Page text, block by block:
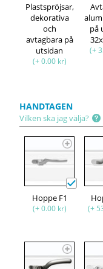
Plastspröjsar,
dekorativa
och
avtagbara på
utsidan
(+ 0.00 kr)
på
(+
HANDTAGEN
Vilken ska jag välja?
Hoppe F1
(+ 0.00 kr) (+